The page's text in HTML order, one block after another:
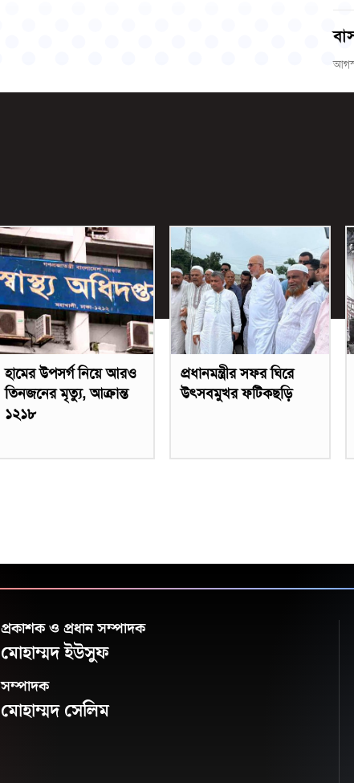
হামের উপসর্গ নিয়ে আরও
তিনজনের মৃত্যু, আক্রান্ত
১২১৮
প্রধানমন্ত্রীর সফর ঘিরে
উৎসবমুখর ফটিকছড়ি
প্রকাশক ও প্রধান সম্পাদক
মোহাম্মদ ইউসুফ
সম্পাদক
মোহাম্মদ সেলিম